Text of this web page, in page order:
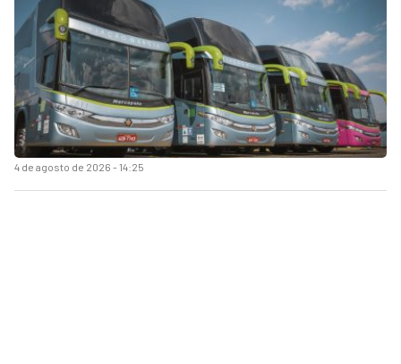
4 de agosto de 2026 - 14:25